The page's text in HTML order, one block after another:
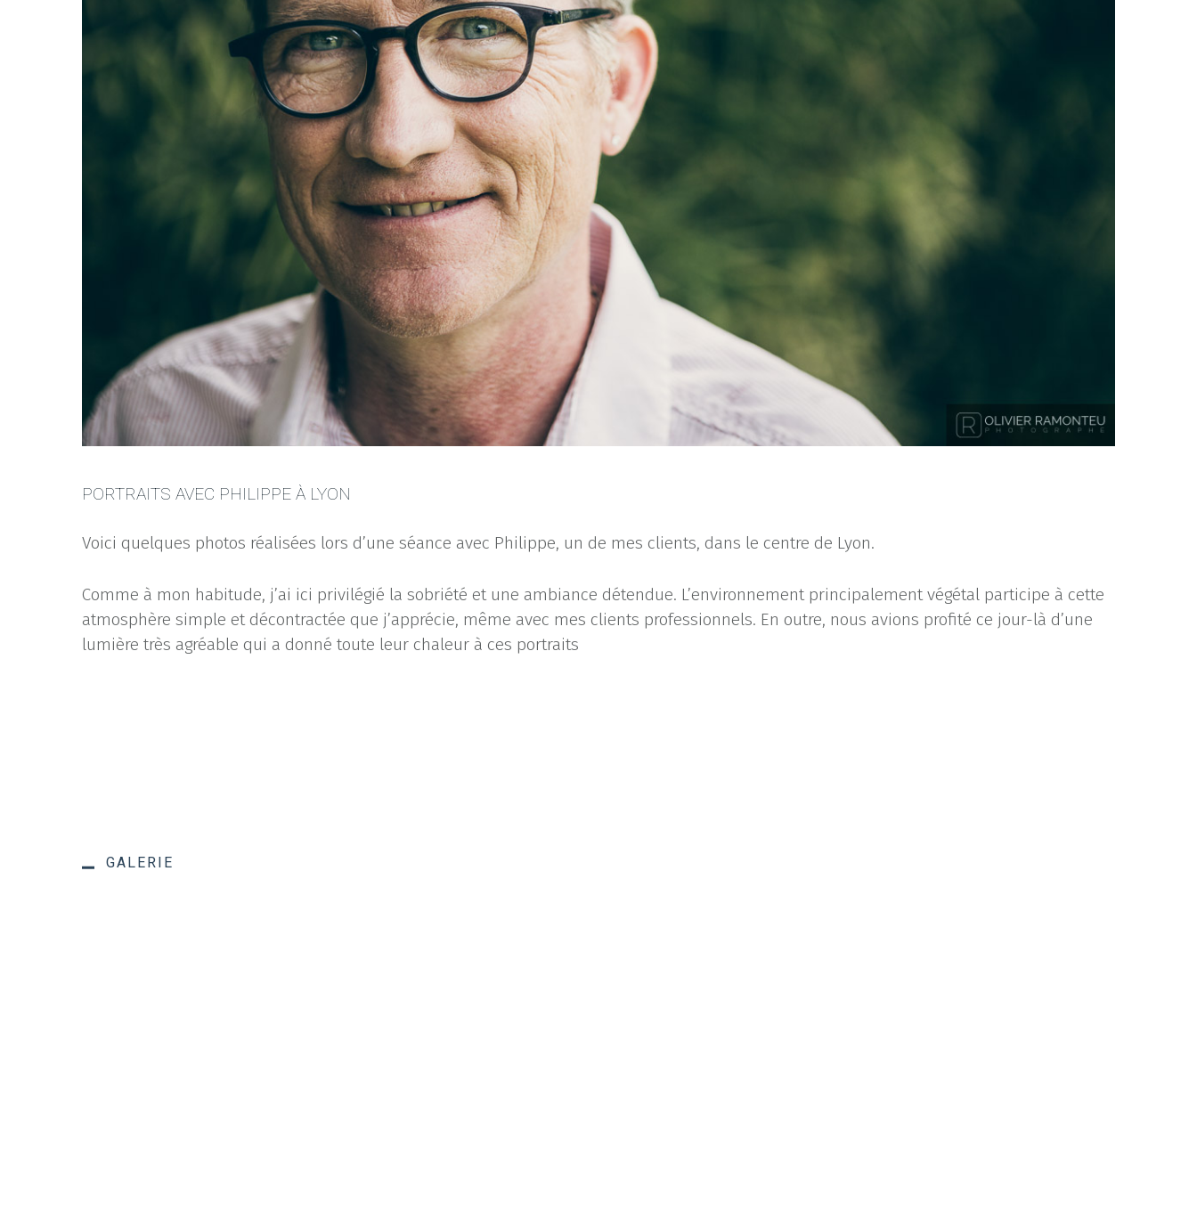
PORTRAITS AVEC PHILIPPE À LYON
Voici quelques photos réalisées lors d’une séance avec Philippe, un de mes clients, dans le centre de Lyon.
Comme à mon habitude, j’ai ici privilégié la sobriété et une ambiance détendue. L’environnement principalement végétal participe à cette
atmosphère simple et décontractée que j’apprécie, même avec mes clients professionnels. En outre, nous avions profité ce jour-là d’une
lumière très agréable qui a donné toute leur chaleur à ces portraits
GALERIE